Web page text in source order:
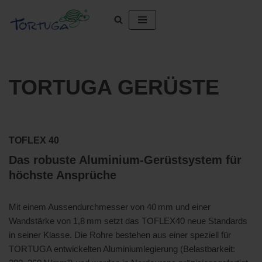
Zum
TORTUGA GERÜSTE
TOFLEX 40
Das robuste Aluminium-Gerüstsystem für
höchste Ansprüche
Mit einem Aussendurchmesser von 40 mm und einer
Wandstärke von 1,8 mm setzt das TOFLEX40 neue Standards
in seiner Klasse. Die Rohre bestehen aus einer speziell für
TORTUGA entwickelten Aluminiumlegierung (Belastbarkeit: